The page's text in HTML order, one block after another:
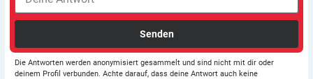
Senden
Die Antworten werden anonymisiert gesammelt und sind nicht mit dir oder
deinem Profil verbunden. Achte darauf, dass deine Antwort auch keine